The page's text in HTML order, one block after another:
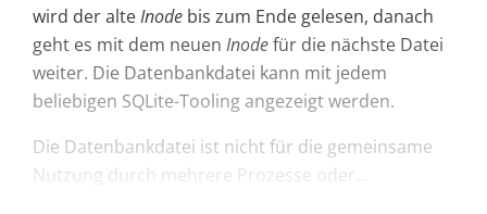
wird der alteInode bis zum Ende gelesen, danach
geht es mit dem neuen Inodefür die nächste Datei
weiter. Die Datenbankdatei kann mit jedem
beliebigen SQLite-Tooling angezeigt werden.
Die Datenbankdatei ist nicht für die gemeinsame
Nutzung durch mehrere Prozesse oder...